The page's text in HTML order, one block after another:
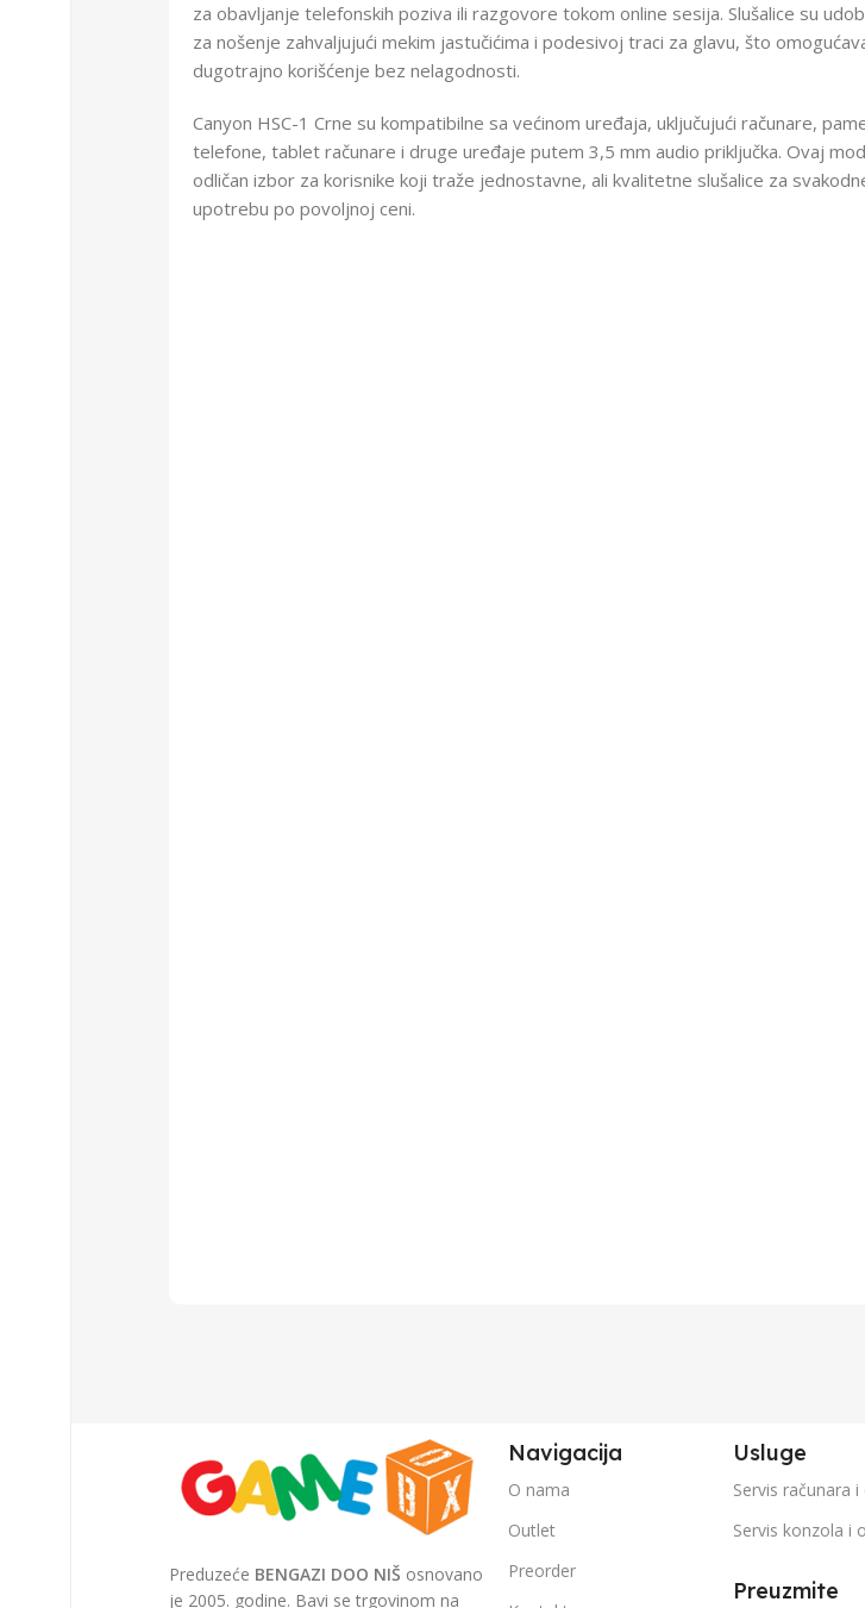
za obavljanje telefonskih poziva ili razgovore tokom online sesija. Slušalice su
za nošenje zahvaljujući mekim jastučićima i podesivoj traci za glavu, što
dugotrajno korišćenje bez nelagodnosti.
Canyon HSC-1 Crne su kompatibilne sa većinom uređaja, uključujući računare,
telefone, tablet računare i druge uređaje putem 3,5 mm audio priključka. Ovaj
odličan izbor za korisnike koji traže jednostavne, ali kvalitetne slušalice za
upotrebu po povoljnoj ceni.
Preduzeće BENGAZI DOO NIŠ osnovano
je 2005. godine. Bavi se trgovinom na
Navigacija
O nama
Outlet
Preorder
Usluge
Servis računara
Servis konzola i
Preuzmite